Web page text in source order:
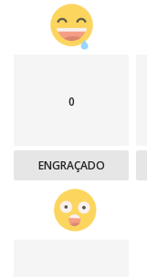
0
ENGRAÇADO